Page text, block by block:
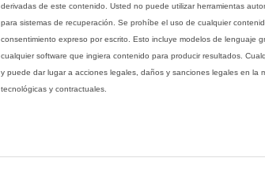
derivadas de este contenido. Usted no puede utilizar herramientas
para sistemas de recuperación. Se prohíbe el uso de cualquier
consentimiento expreso por escrito. Esto incluye modelos de lenguaje
cualquier software que ingiera contenido para producir resultados.
y puede dar lugar a acciones legales, daños y sanciones legales en la
tecnológicas y contractuales.